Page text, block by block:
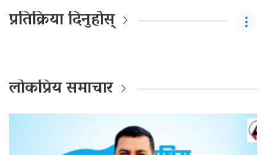
प्रतिक्रिया दिनुहोस्
लोकप्रिय समाचार